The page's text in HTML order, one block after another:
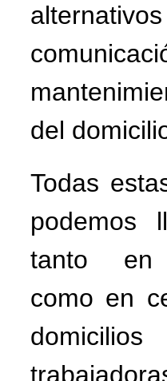
del
Todas
podemos
tanto en
como en